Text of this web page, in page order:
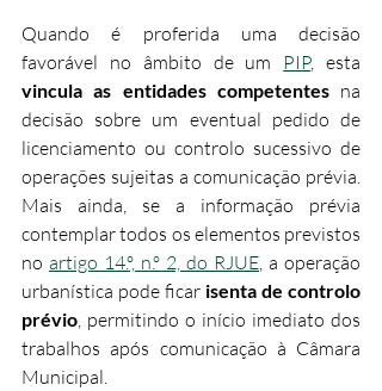
Quando é proferida uma decisão
favorável no âmbito de um PIP
vincula as entidades competentes na
decisão sobre um eventual pedido de
licenciamento ou controlo sucessivo de
operações sujeitas a comunicação prévia.
Mais ainda, se a informação prévia
contemplar todos os elementos previstos
no artigo 14.º, n.º 2, do RJUE, a operação
urbanística pode ficar isenta de controlo
prévio, permitindo o início imediato dos
trabalhos após comunicação à Câmara
Municipal.​